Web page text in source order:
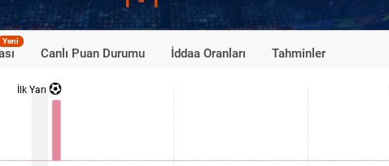
Yeni
Canlı Puan Durumu İddaa Oranları Tahminler
İlk Yarı